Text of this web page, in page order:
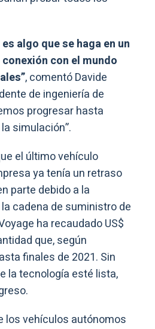
algo que se haga en un
con el mundo
, comentó Davide
de ingeniería de
progresar hasta
simulación”.
el último vehículo
ya tenía un retraso
parte debido a la
cadena de suministro de
ha recaudado US$
que, según
finales de 2021. Sin
la tecnología esté lista,
los vehículos autónomos